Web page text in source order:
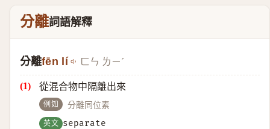
分離詞語解釋
分離fēn lí ㄈㄣ ㄌㄧˊ
從混合物中隔離出來
例如 分離同位素
英文 separate